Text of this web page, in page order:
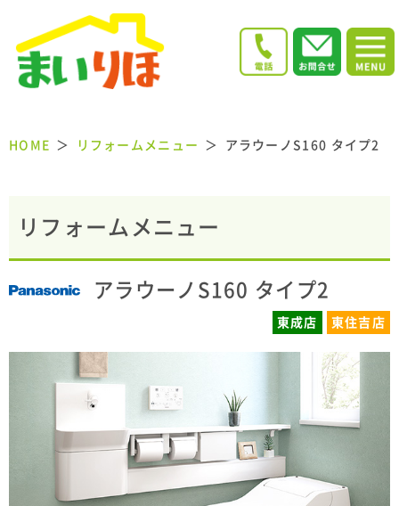
HOME リフォームメニュー アラウーノS160 タイプ2
リフォームメニュー
アラウーノS160 タイプ2
東成店 東住吉店